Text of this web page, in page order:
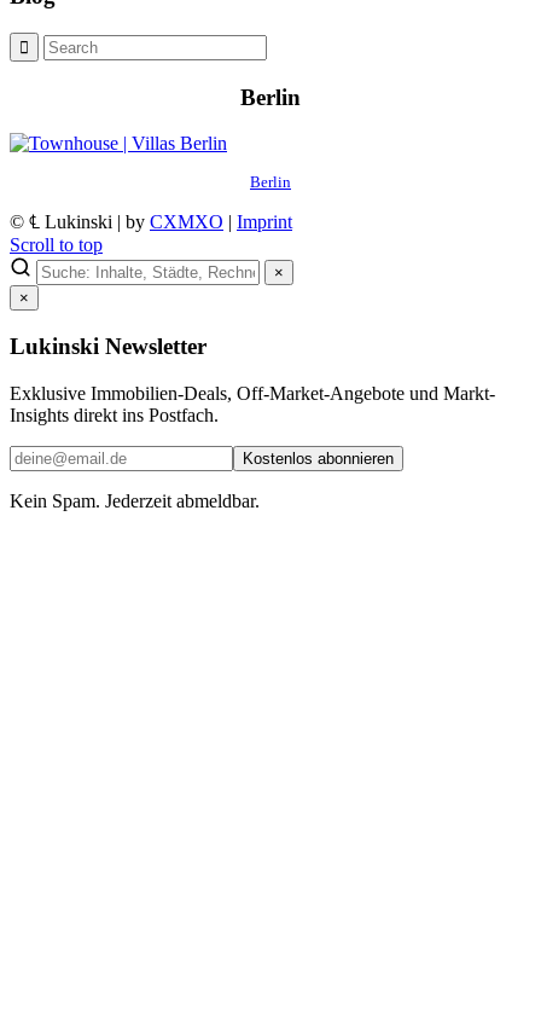
Berlin
Berlin
© ℄ Lukinski | by CXMXO | Imprint
Scroll to top
×
×
Lukinski Newsletter
Exklusive Immobilien-Deals, Off-Market-Angebote und Markt-
Insights direkt ins Postfach.
Kostenlos abonnieren
Kein Spam. Jederzeit abmeldbar.